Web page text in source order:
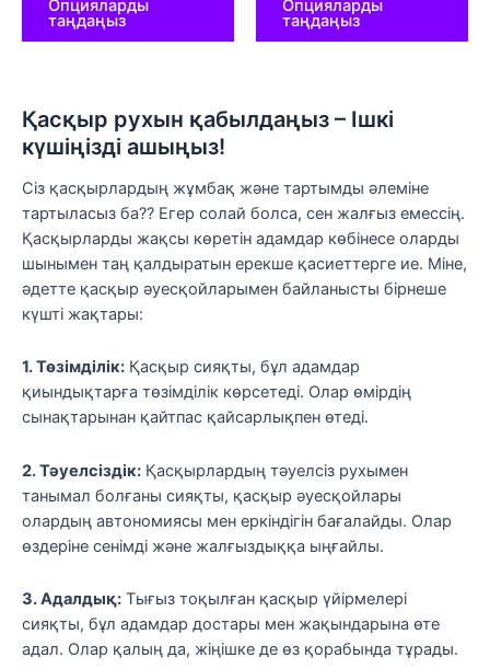
Опцияларды
таңдаңыз
Опцияларды
таңдаңыз
Қасқыр рухын қабылдаңыз – Ішкі
күшіңізді ашыңыз!
Сіз қасқырлардың жұмбақ және тартымды әлеміне
тартыласыз ба?? Егер солай болса, сен жалғыз емессің.
Қасқырларды жақсы көретін адамдар көбінесе оларды
шынымен таң қалдыратын ерекше қасиеттерге ие. Міне,
әдетте қасқыр әуесқойларымен байланысты бірнеше
күшті жақтары:
1. Төзімділік: Қасқыр сияқты, бұл адамдар
қиындықтарға төзімділік көрсетеді. Олар өмірдің
сынақтарынан қайтпас қайсарлықпен өтеді.
2. Тәуелсіздік: Қасқырлардың тәуелсіз рухымен
танымал болғаны сияқты, қасқыр әуесқойлары
олардың автономиясы мен еркіндігін бағалайды. Олар
өздеріне сенімді және жалғыздыққа ыңғайлы.
3. Адалдық: Тығыз тоқылған қасқыр үйірмелері
сияқты, бұл адамдар достары мен жақындарына өте
адал. Олар қалың да, жіңішке де өз қорабында тұрады.